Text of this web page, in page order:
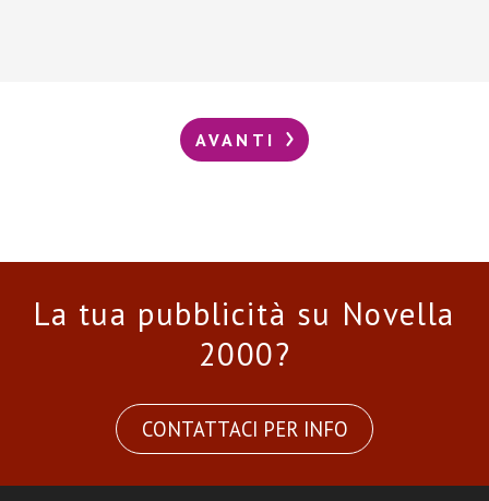
AVANTI
La tua pubblicità su Novella
2000?
CONTATTACI PER INFO